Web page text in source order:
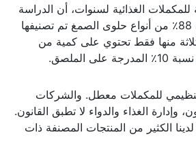
الغذائية لسنوات، أن الدراسة
الجديدة توصلت إلى أن 88٪ من أنواع حلوى الصمغ تم تصنيفها
منها فقط تحتوي على كمية من
الملصق.
للمكملات معطل. والشركات
وإدارة الغذاء والدواء لا تطبق القانون.
الكثير من المنتجات المصنفة ذات